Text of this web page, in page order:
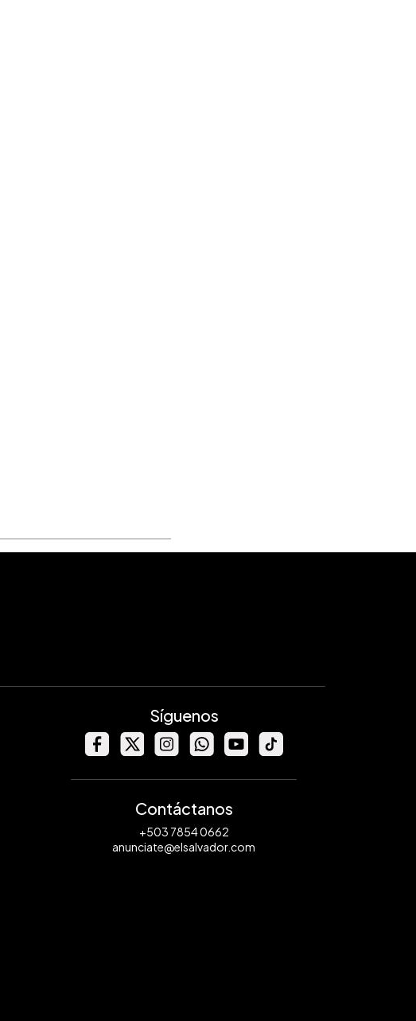
Síguenos
Contáctanos
+503 7854 0662
anunciate@elsalvador.com